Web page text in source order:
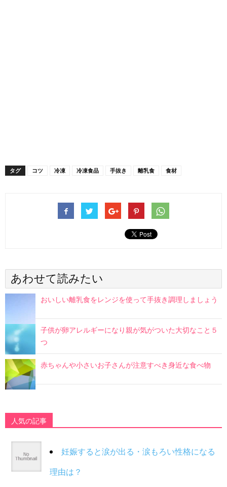
タグ コツ 冷凍 冷凍食品 手抜き 離乳食 食材
あわせて読みたい
おいしい離乳食をレンジを使って手抜き調理しましょう
子供が卵アレルギーになり親が気がついた大切なこと５
つ
赤ちゃんや小さいお子さんが注意すべき身近な食べ物
人気の記事
妊娠すると涙が出る・涙もろい性格になる
理由は？